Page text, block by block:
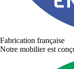
Fabrication française
Notre mobilier est